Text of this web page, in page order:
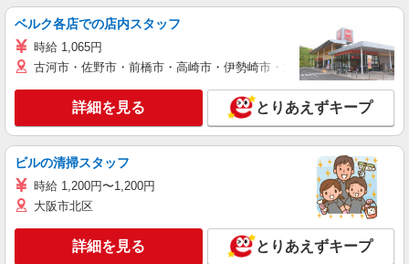
ベルク各店での店内スタッフ
時給 1,065円
古河市・佐野市・前橋市・高崎市・伊勢崎市・太田市・館林市・藤
詳細を見る とりあえずキープ
ビルの清掃スタッフ
時給 1,200円〜1,200円
大阪市北区
詳細を見る とりあえずキープ